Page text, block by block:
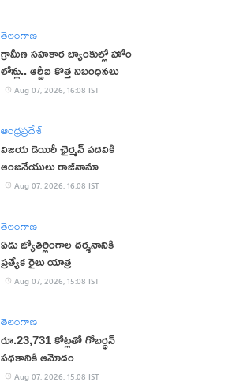
తెలంగాణ
గ్రామీణ సహకార బ్యాంకుల్లో హోం
లోన్లు.. ఆర్బీఐ కొత్త నిబంధనలు
Aug 07, 2026, 16:08 IST
ఆంధ్రప్రదేశ్
విజయ డెయిరీ ఛైర్మన్ పదవికి
ఆంజనేయులు రాజీనామా
Aug 07, 2026, 16:08 IST
తెలంగాణ
ఏడు జ్యోతిర్లింగాల దర్శనానికి
ప్రత్యేక రైలు యాత్ర
Aug 07, 2026, 15:08 IST
తెలంగాణ
రూ.23,731 కోట్లతో గోబర్ధన్
పథకానికి ఆమోదం
Aug 07, 2026, 15:08 IST